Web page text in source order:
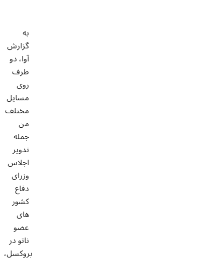
به
گزارش
آوا، دو
طرف
روی
مسایل
مختلف
من
جمله
تدویر
اجلاس
وزرای
دفاع
کشور
های
عضو
ناتو در
بروکسل،